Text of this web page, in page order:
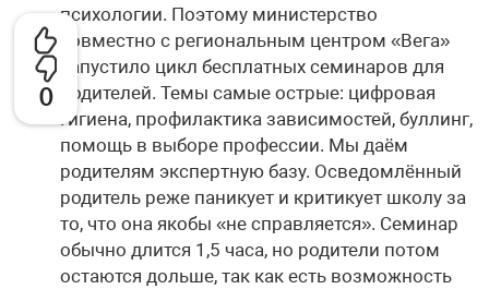
0
психологии. Поэтому министерство
совместно с региональным центром «Вега»
запустило цикл бесплатных семинаров для
родителей. Темы самые острые: цифровая
гигиена, профилактика зависимостей, буллинг,
помощь в выборе профессии. Мы даём
родителям экспертную базу. Осведомлённый
родитель реже паникует и критикует школу за
то, что она якобы «не справляется». Семинар
обычно длится 1,5 часа, но родители потом
остаются дольше, так как есть возможность